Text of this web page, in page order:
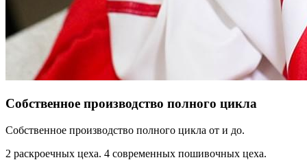
Собственное производство полного цикла
Собственное производство полного цикла от и до.
2 раскроечных цеха. 4 современных пошивочных цеха.